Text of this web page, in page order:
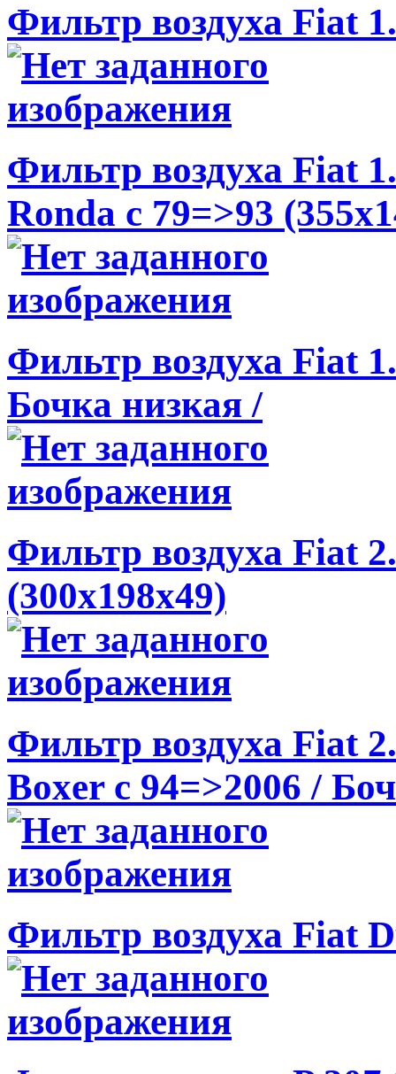
Фильтр воздуха Fiat
Фильтр воздуха Fiat
Ronda c 79=>93
Фильтр воздуха Fiat
Бочка низкая /
Фильтр воздуха Fiat
(300x198x49)
Фильтр воздуха Fiat
Boxer c 94=>2006 /
Фильтр воздуха Fiat